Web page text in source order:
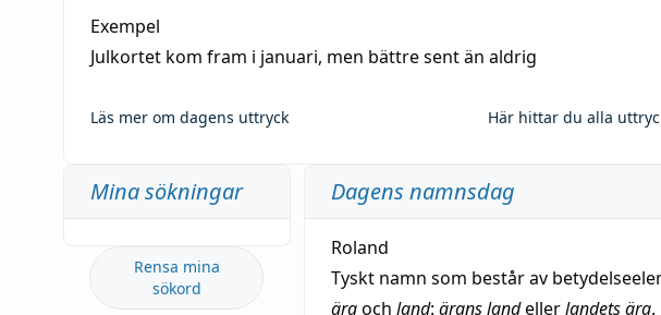
Exempel
Julkortet kom fram i januari, men bättre sent än aldrig
Läs mer om dagens uttryck Här hittar du alla
Mina sökningar
Rensa mina
sökord
Dagens namnsdag
Roland
Tyskt namn som består av
äraoch land: ärans landellerlandets ära.